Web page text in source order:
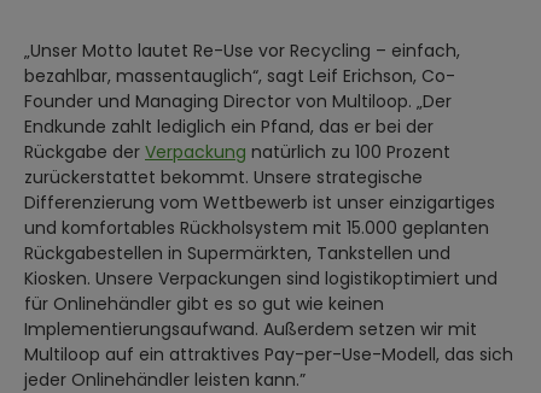
„Unser Motto lautet Re-Use vor Recycling – einfach,
bezahlbar, massentauglich“, sagt Leif Erichson, Co-
Founder und Managing Director von Multiloop. „Der
Endkunde zahlt lediglich ein Pfand, das er bei der
Rückgabe der Verpackung natürlich zu 100 Prozent
zurückerstattet bekommt. Unsere strategische
Differenzierung vom Wettbewerb ist unser einzigartiges
und komfortables Rückholsystem mit 15.000 geplanten
Rückgabestellen in Supermärkten, Tankstellen und
Kiosken. Unsere Verpackungen sind logistikoptimiert und
für Onlinehändler gibt es so gut wie keinen
Implementierungsaufwand. Außerdem setzen wir mit
Multiloop auf ein attraktives Pay-per-Use-Modell, das sich
jeder Onlinehändler leisten kann.”